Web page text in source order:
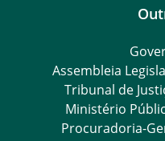
Assembleia
Tribunal de
Ministério
Procuradoria-